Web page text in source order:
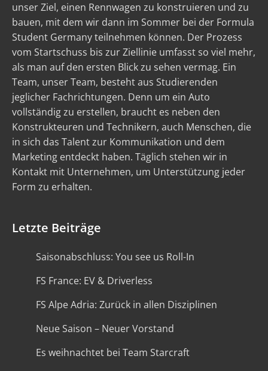
unser Ziel, einen Rennwagen zu konstruieren und zu
bauen, mit dem wir dann im Sommer bei der Formula
Student Germany teilnehmen können. Der Prozess
vom Startschuss bis zur Ziellinie umfasst so viel mehr,
als man auf den ersten Blick zu sehen vermag. Ein
Team, unser Team, besteht aus Studierenden
jeglicher Fachrichtungen. Denn um ein Auto
vollständig zu erstellen, braucht es neben den
Konstrukteuren und Technikern, auch Menschen, die
in sich das Talent zur Kommunikation und dem
Marketing entdeckt haben. Täglich stehen wir in
Kontakt mit Unternehmen, um Unterstützung jeder
Form zu erhalten.
Letzte Beiträge
Saisonabschluss: You see us Roll-In
FS France: EV & Driverless
FS Alpe Adria: Zurück in allen Disziplinen
Neue Saison – Neuer Vorstand
Es weihnachtet bei Team Starcraft